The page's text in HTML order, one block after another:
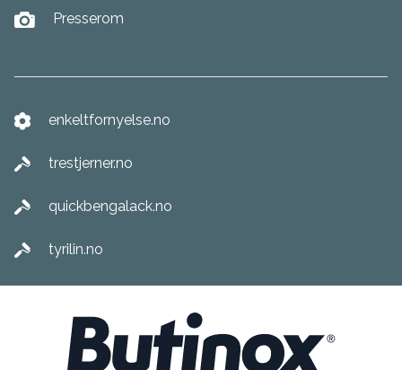
Presserom
enkeltfornyelse.no
trestjerner.no
quickbengalack.no
tyrilin.no